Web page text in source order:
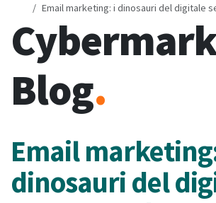
Email marketing: i dinosauri del digitale
Blog.
Email
dinosauri del